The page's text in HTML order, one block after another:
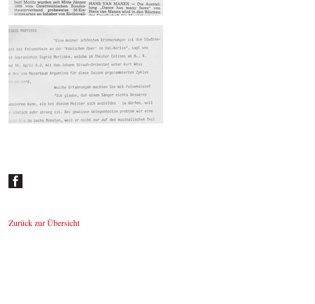
1986 - 3. Tournee durch Südamerika -
Zeitungskritiken© by WJSO-Archive
Zurück zur Übersicht